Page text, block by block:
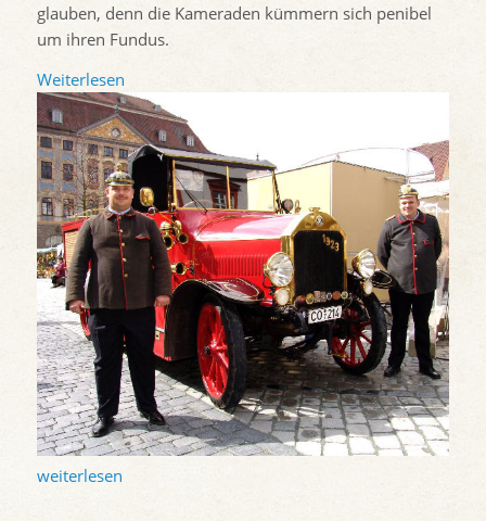
glauben, denn die Kameraden kümmern sich penibel
um ihren Fundus.
Weiterlesen
weiterlesen